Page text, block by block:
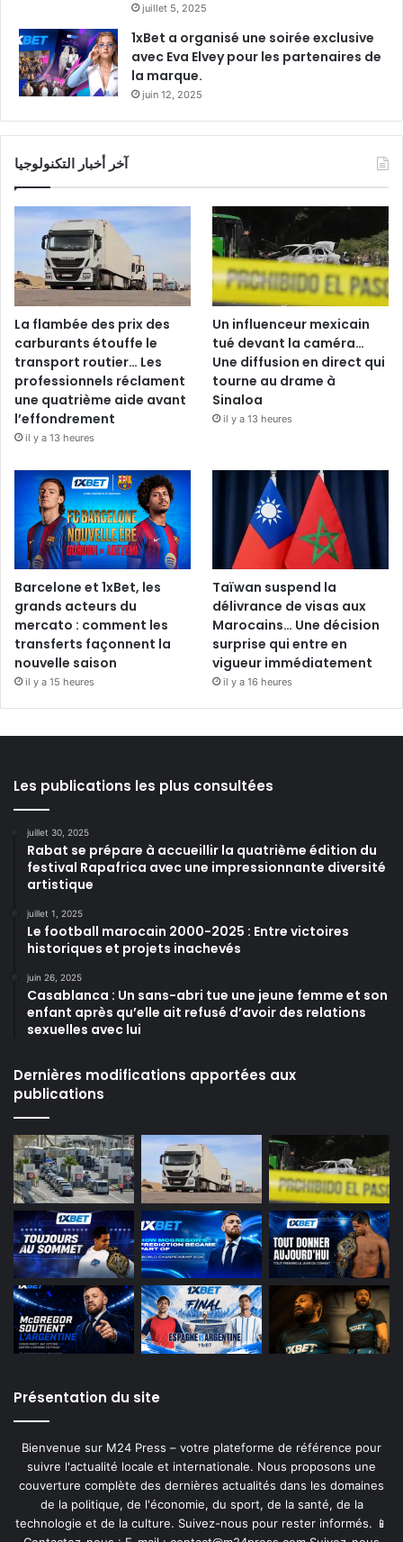
juillet 5, 2025
1xBet a organisé une soirée exclusive
avec Eva Elvey pour les partenaires de
la marque.
juin 12, 2025
آخر أخبار التكنولوجيا
La flambée des prix des
carburants étouffe le
transport routier… Les
professionnels réclament
une quatrième aide avant
l’effondrement
il y a 13 heures
Un influenceur mexicain
tué devant la caméra…
Une diffusion en direct qui
tourne au drame à
Sinaloa
il y a 13 heures
Barcelone et 1xBet, les
grands acteurs du
mercato : comment les
transferts façonnent la
nouvelle saison
il y a 15 heures
Taïwan suspend la
délivrance de visas aux
Marocains… Une décision
surprise qui entre en
vigueur immédiatement
il y a 16 heures
Les publications les plus consultées
juillet 30, 2025
Rabat se prépare à accueillir la quatrième édition du
festival Rapafrica avec une impressionnante diversité
artistique
juillet 1, 2025
Le football marocain 2000-2025 : Entre victoires
historiques et projets inachevés
juin 26, 2025
Casablanca : Un sans-abri tue une jeune femme et son
enfant après qu’elle ait refusé d’avoir des relations
sexuelles avec lui
Dernières modifications apportées aux
publications
Présentation du site
Bienvenue sur M24 Press – votre plateforme de référence pour
suivre l'actualité locale et internationale. Nous proposons une
couverture complète des dernières actualités dans les domaines
de la politique, de l'économie, du sport, de la santé, de la
technologie et de la culture. Suivez-nous pour rester informés. 📱